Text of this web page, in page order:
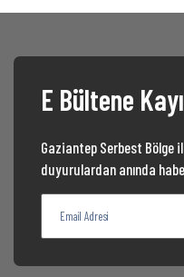
E Bültene
Gaziantep Serbest Bölge
duyurulardan anında